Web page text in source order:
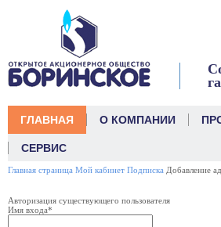
ГЛАВНАЯ О КОМПАНИИ
СЕРВИС
Главная страница Мой кабинет Подписка Добавление
Авторизация существующего пользователя
Имя входа*